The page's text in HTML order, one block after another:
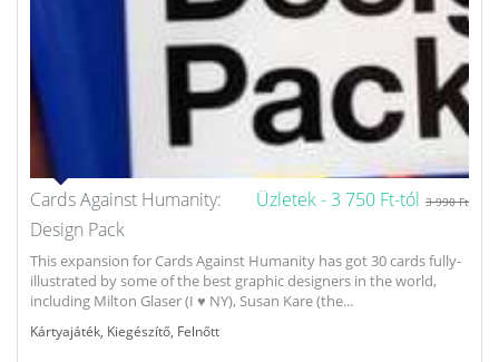
Üzletek -3 750 Ft-tól 3 990 Ft
Cards Against Humanity:
Design Pack
This expansion for Cards Against Humanity has got 30 cards fully-
illustrated by some of the best graphic designers in the world,
including Milton Glaser (I ♥ NY), Susan Kare (the...
Kártyajáték Kiegészítő Felnőtt